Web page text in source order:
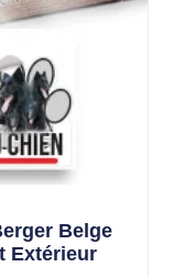
Belge
Extérieur